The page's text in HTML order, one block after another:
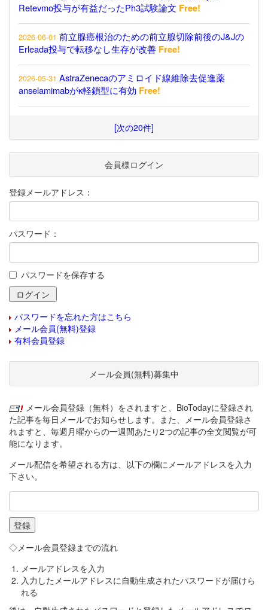
Retevmo投与が有益だったPh3試験論文 Free!
2026-06-01 前立腺癌根治のための前立腺切除前後のJ&Jの
Erleada投与で転移なし生存が改善 Free!
2026-05-31 AstraZenecaのアミロイド線維除去促進薬
anselamimabがκ軽鎖型に有効 Free!
[次の20件]
会員様ログイン
登録メールアドレス：
パスワード：
パスワードを保存する
パスワードを忘れた方はこちら
メール会員(無料)登録
有料会員登録
メール会員(無料)募集中
メール会員登録（無料）をされますと、BioTodayに登録され
た記事を毎日メールでお知らせします。また、メール会員登録さ
れますと、毎週月曜からの一週間あたり2つの記事の全文閲覧が可
能になります。
メール配信を希望される方は、以下の欄にメールアドレスを入力
下さい。
◇メール会員登録までの流れ
メールアドレスを入力
入力したメールアドレスに自動生成されたパスワードが届けら
れる